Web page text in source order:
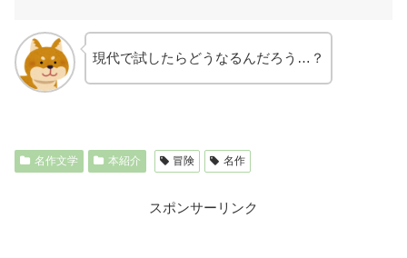
現代で試したらどうなるんだろう…？
名作文学 本紹介 冒険 名作
スポンサーリンク